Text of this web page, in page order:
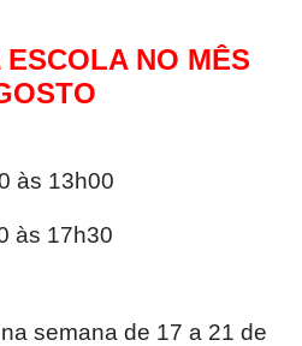
NO MÊS
às 13h00
às 17h30
semana de 17 a 21 de